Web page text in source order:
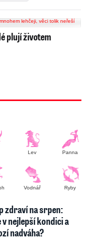
plují životem
Lev Panna
Vodnář Ryby
zdraví na srpen:
v nejlepší kondici a
nadváha?